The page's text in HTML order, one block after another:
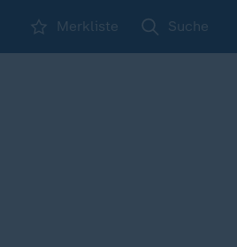
Merkliste Suche